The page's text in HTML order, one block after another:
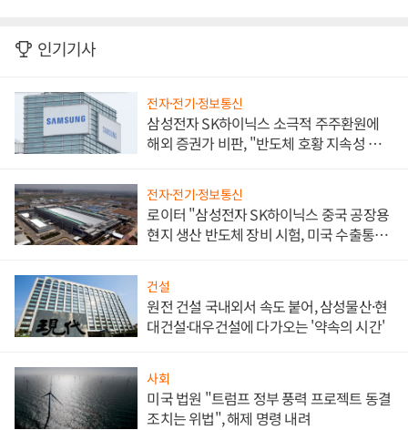
인기기사
전자·전기·정보통신
삼성전자 SK하이닉스 소극적 주주환원에
해외 증권가 비판, "반도체 호황 지속성 의
전자·전기·정보통신
로이터 "삼성전자 SK하이닉스 중국 공장용
현지 생산 반도체 장비 시험, 미국 수출통제
건설
원전 건설 국내외서 속도 붙어, 삼성물산·현
대건설·대우건설에 다가오는 '약속의 시간'
사회
미국 법원 "트럼프 정부 풍력 프로젝트 동결
조치는 위법", 해제 명령 내려